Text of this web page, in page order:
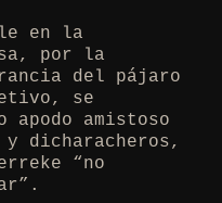
en la
por la
del pájaro
se
amistoso
dicharacheros,
“no